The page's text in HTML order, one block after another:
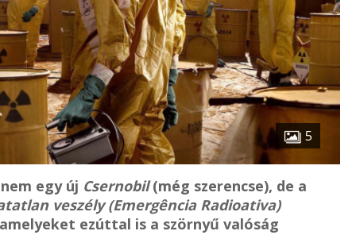
5
egy új Csernobil(még szerencse), de a
veszély (Emergência Radioativa)
ezúttal is a szörnyű valóság